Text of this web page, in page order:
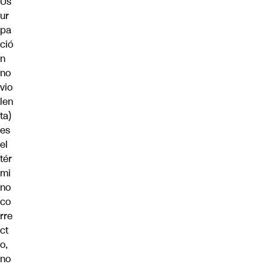
ur
pa
ció
n
no
vio
len
ta)
es
el
tér
mi
no
co
rre
ct
o,
no